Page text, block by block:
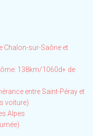
Chalon-sur-Saône et
138km/1060d+ de
entre Saint-Péray et
voiture)
Alpes